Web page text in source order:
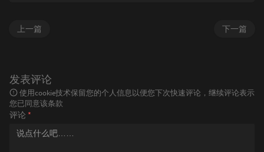
下一篇
上一篇
发表评论
使用cookie技术保留您的个人信息以便您下次快速评论，继续评论表示
您已同意该条款
评论 *